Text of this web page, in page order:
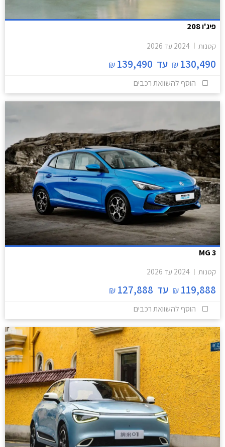
פיג'ו 208
קטנות 2024 עד 2026
130,490
₪ עד 139,490
₪
הוסף להשוואת רכבים
MG 3
קטנות 2024 עד 2026
119,888
₪ עד 127,888
₪
הוסף להשוואת רכבים